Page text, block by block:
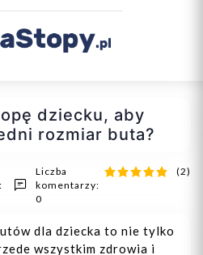
dziecku, aby
rozmiar buta?
Liczba
komentarzy:
0
(2)
dla dziecka to nie tylko
wszystkim zdrowia i